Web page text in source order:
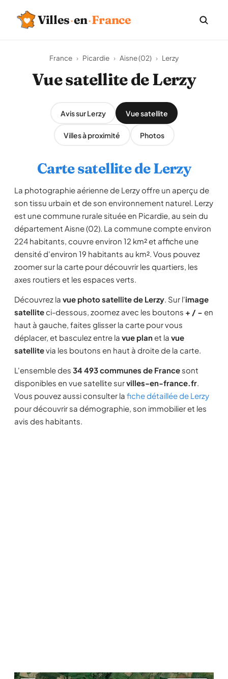
Villes·en·France
France › Picardie › Aisne (02) › Lerzy
Vue satellite de Lerzy
Avis sur Lerzy Vue satellite
Villes à proximité Photos
Carte satellite de Lerzy
La photographie aérienne de Lerzy offre un aperçu de
son tissu urbain et de son environnement naturel. Lerzy
est une commune rurale située en Picardie, au sein du
département Aisne (02). La commune compte environ
224 habitants, couvre environ 12 km² et affiche une
densité d'environ 19 habitants au km². Vous pouvez
zoomer sur la carte pour découvrir les quartiers, les
axes routiers et les espaces verts.
Découvrez la vue photo satellite de Lerzy. Sur l'image
satelliteci-dessous, zoomez avec les boutons + / − en
haut à gauche, faites glisser la carte pour vous
déplacer, et basculez entre la vue planet la vue
satellitevia les boutons en haut à droite de la carte.
L'ensemble des 34 493 communes de France sont
disponibles en vue satellite survilles-en-france.fr.
Vous pouvez aussi consulter la fiche détaillée de Lerzy
pour découvrir sa démographie, son immobilier et les
avis des habitants.